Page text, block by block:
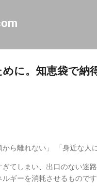
に。知恵袋で
から離れない」 「身近な人
てしまい、出口のない迷
ギーを消耗させるものです